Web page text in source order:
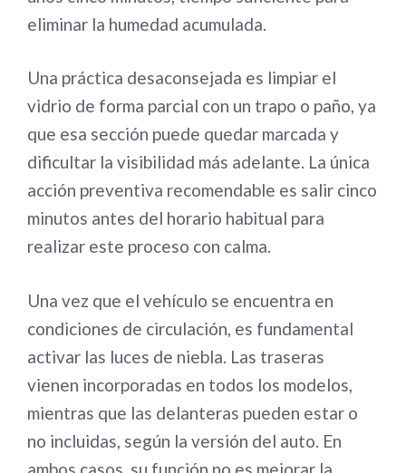
eliminar la humedad acumulada.
Una práctica desaconsejada es limpiar el
vidrio de forma parcial con un trapo o paño, ya
que esa sección puede quedar marcada y
dificultar la visibilidad más adelante. La única
acción preventiva recomendable es salir cinco
minutos antes del horario habitual para
realizar este proceso con calma.
Una vez que el vehículo se encuentra en
condiciones de circulación, es fundamental
activar las luces de niebla. Las traseras
vienen incorporadas en todos los modelos,
mientras que las delanteras pueden estar o
no incluidas, según la versión del auto. En
ambos casos, su función no es mejorar la